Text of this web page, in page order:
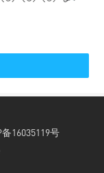
16035119号